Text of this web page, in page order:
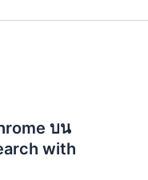
บน
with